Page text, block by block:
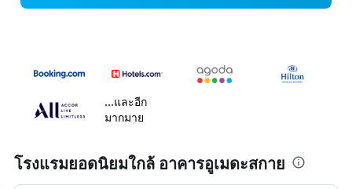
...และอีก
มากมาย
โรงแรมยอดนิยมใกล้ อาคารอูเมดะสกาย